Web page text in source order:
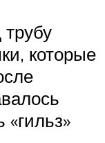
которые
«гильз»